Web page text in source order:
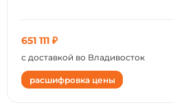
651 111 ₽
с доставкой во Владивосток
расшифровка цены